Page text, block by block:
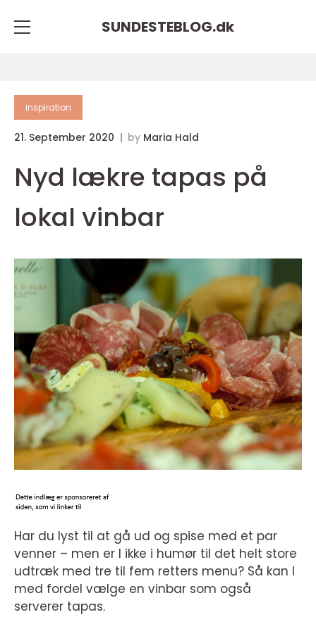
SUNDESTEBLOG.dk
inspiration
21. September 2020 by Maria Hald
Nyd lækre tapas på
lokal vinbar
Har du lyst til at gå ud og spise med et par
venner – men er I ikke i humør til det helt store
udtræk med tre til fem retters menu? Så kan I
med fordel vælge en vinbar som også
serverer tapas.